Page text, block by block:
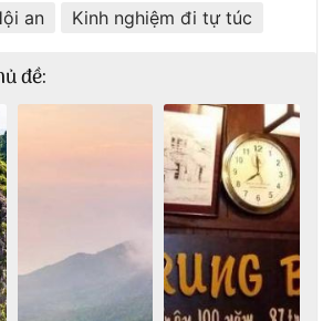
an Kinh nghiệm đi tự túc
đề: